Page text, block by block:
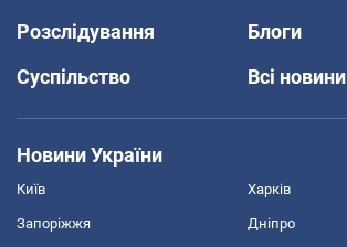
Розслідування
Блоги
Суспільство
Всі новини
Новини України
Київ Харків
Запоріжжя Дніпро